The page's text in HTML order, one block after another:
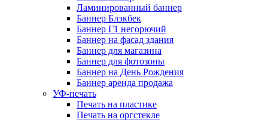
Ламинированный баннер
Баннер Блэкбек
Баннер Г1 негорючий
Баннер на фасад здания
Баннер для магазина
Баннер для фотозоны
Баннер на День Рождения
Баннер аренда продажа
УФ-печать
Печать на пластике
Печать на оргстекле